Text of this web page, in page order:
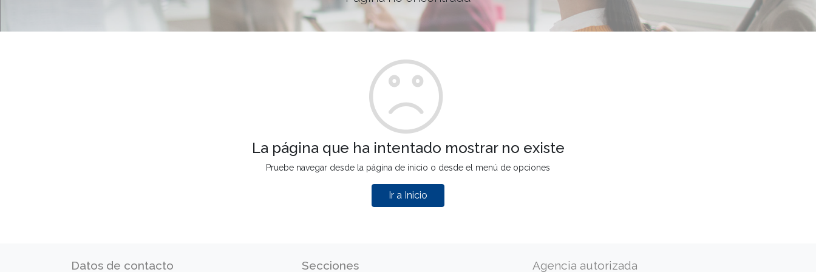
La página que ha intentado mostrar no existe
Pruebe navegar desde la página de inicio o desde el menú de opciones
Ir a Inicio
Datos de contacto Secciones Agencia autorizada